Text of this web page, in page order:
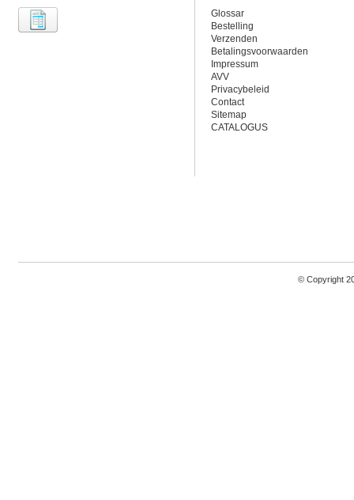
Glossar
Bestelling
Verzenden
Betalingsvoorwaarden
Impressum
AVV
Privacybeleid
Contact
Sitemap
CATALOGUS
© Copyright